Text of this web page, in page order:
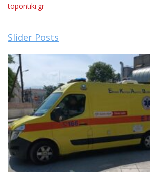
topontiki.gr
Slider Posts